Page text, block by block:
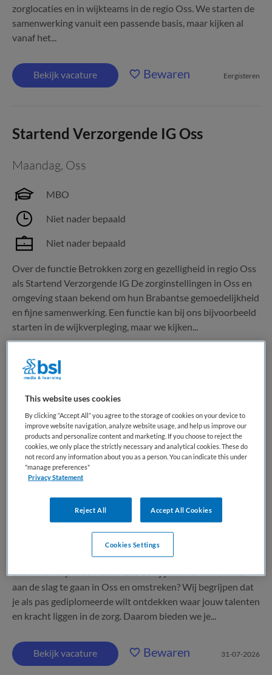
zorglocaties en in wijkteams in de regio Oss. We starten de
samenwerking vanuit een passende basis, maar kijken al
vanaf het...
Bekijk vacature Bewaren Eergisteren
Startend Verzorgende IG Oss
Maandag, Oss
MBO
Niet nader bepaald
Niet nader bepaald
Over de functie Betrokken zorg en gezelligheid in regio Oss
als Startend Verzorgende IG De zorginstellingen in Oss en
omgeving staan bekend om hun Brabantse gemoedelijkheid
en fijne samenwerking. Een functie kan bij ons bijvoorbeeld
starten in de wijkverpleging, maar we kijken...
Bekijk vacature
Startend Helpende Plus Oss
Maandag,Oss
MBO
Niet nader bepaald
Niet nader bepaald
Over de functie Jouw vakkundige start in de zorg als
Startend Helpende Plus in Oss Ben jij klaar om als starter
aan de slag te gaan in Oss en omstreken? Wij begrijpen dat
je als pas gediplomeerde wilt ontdekken waar jouw talenten
en kracht liggen in de zorg. Daarom bieden we je...
Bekijk vacature Bewaren 31-07-2026
This website uses cookies
By clicking “Accept All” you agree to the storage of cookies on your device to
improve website navigation, analyze website usage, and help us improve our
products and personalize content and marketing. If you choose to reject the
cookies, we only place the strictly necessary and analytical cookies. These do
not record any information about you as a person. You can indicate this under
"manage preferences"
Privacy Statement
Reject All Accept All Cookies
Cookies Settings